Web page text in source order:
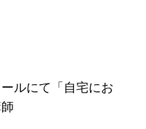
ルにて「自宅にお